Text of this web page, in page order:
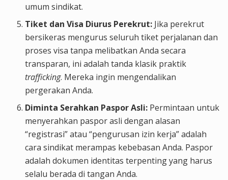
umum sindikat.
Tiket dan Visa Diurus Perekrut: Jika perekrut
bersikeras mengurus seluruh tiket perjalanan dan
proses visa tanpa melibatkan Anda secara
transparan, ini adalah tanda klasik praktik
trafficking. Mereka ingin mengendalikan
pergerakan Anda.
Diminta Serahkan Paspor Asli: Permintaan untuk
menyerahkan paspor asli dengan alasan
“registrasi” atau “pengurusan izin kerja” adalah
cara sindikat merampas kebebasan Anda. Paspor
adalah dokumen identitas terpenting yang harus
selalu berada di tangan Anda.